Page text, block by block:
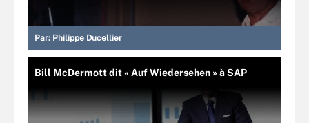
Par: Philippe Ducellier
Bill McDermott dit « Auf Wiedersehen » à SAP